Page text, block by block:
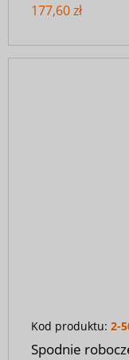
177,60 zł
Kod produktu: 2-
Spodnie